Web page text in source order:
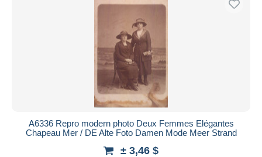
A6336 Repro modern photo Deux Femmes Elégantes
Chapeau Mer / DE Alte Foto Damen Mode Meer Strand
± 3,46 $